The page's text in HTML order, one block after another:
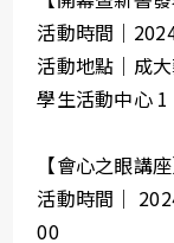
活動時間｜
活動地點｜成
學生活動中心 1
【會心之眼講座
活動時間｜
00